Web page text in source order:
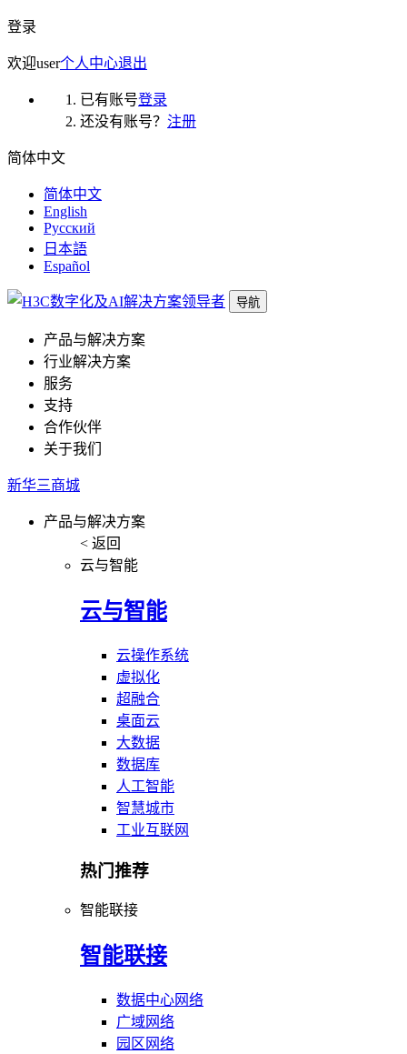
登录
欢迎user个人中心退出
已有账号登录
还没有账号？ 注册
简体中文
简体中文
English
Русский
日本語
Español
导航
产品与解决方案
行业解决方案
服务
支持
合作伙伴
关于我们
新华三商城
产品与解决方案
< 返回
云与智能
云与智能
云操作系统
虚拟化
超融合
桌面云
大数据
数据库
人工智能
智慧城市
工业互联网
热门推荐
智能联接
智能联接
数据中心网络
广域网络
园区网络